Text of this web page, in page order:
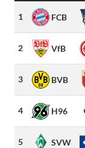
1 FCB
2 VfB
3 BVB
4 H96
5 SVW